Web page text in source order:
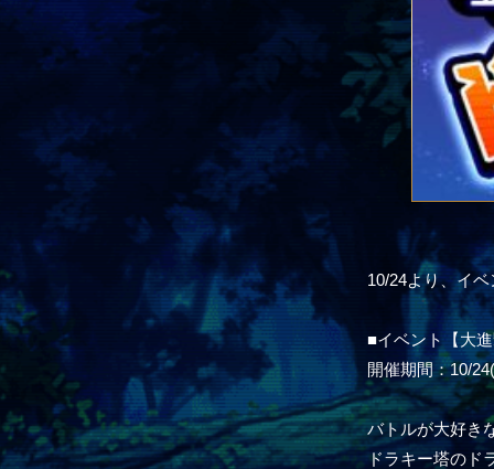
10/24より、イ
■イベント【大
開催期間：10/
バトルが大好き
ドラキー塔のド